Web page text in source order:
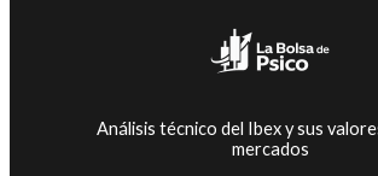
Análisis técnico del Ibex y sus
mercados